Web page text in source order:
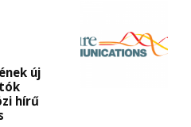
új
hírű